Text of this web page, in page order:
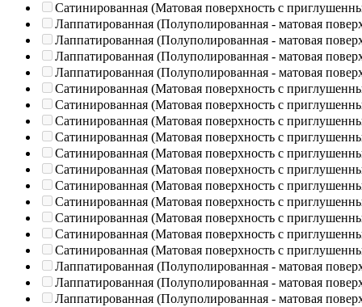
Сатинированная (Матовая поверхность с
Лаппатированная (Полуполированная - матовая
Лаппатированная (Полуполированная - матовая
Лаппатированная (Полуполированная - матовая
Лаппатированная (Полуполированная - матовая
Сатинированная (Матовая поверхность с
Сатинированная (Матовая поверхность с
Сатинированная (Матовая поверхность с
Сатинированная (Матовая поверхность с
Сатинированная (Матовая поверхность с
Сатинированная (Матовая поверхность с
Сатинированная (Матовая поверхность с
Сатинированная (Матовая поверхность с
Сатинированная (Матовая поверхность с
Сатинированная (Матовая поверхность с
Сатинированная (Матовая поверхность с
Лаппатированная (Полуполированная - матовая
Лаппатированная (Полуполированная - матовая
Лаппатированная (Полуполированная - матовая